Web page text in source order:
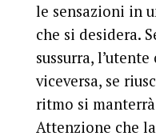
le sensazioni in
che si desidera.
sussurra,
viceversa, se
ritmo si
Attenzione che